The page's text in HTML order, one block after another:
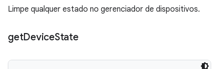
Limpe qualquer estado no gerenciador de dispositivos.
getDeviceState